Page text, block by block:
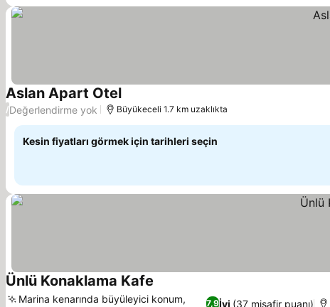
Aslan Apart Otel
/Değerlendirme yok Büyükeceli 1.7 km uzaklıkta
Kesin fiyatları görmek için tarihleri seçin
Ünlü Konaklama Kafe
7,9İyi (37 misafir puanı)
Marina kenarında büyüleyici konum,